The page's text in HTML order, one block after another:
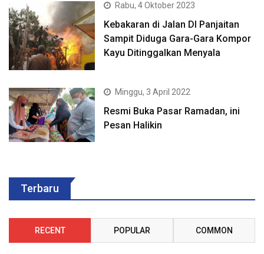
Rabu, 4 Oktober 2023
Kebakaran di Jalan DI Panjaitan
Sampit Diduga Gara-Gara Kompor
Kayu Ditinggalkan Menyala
Minggu, 3 April 2022
Resmi Buka Pasar Ramadan, ini
Pesan Halikin
Terbaru
RECENT POPULAR COMMON